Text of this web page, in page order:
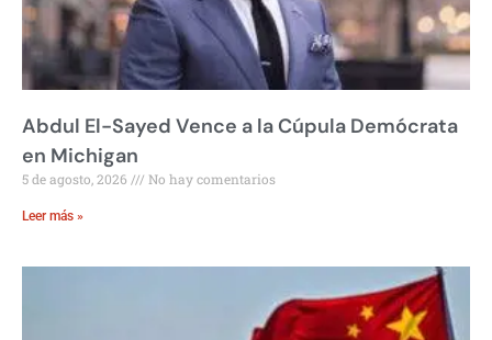
Abdul El-Sayed Vence a la Cúpula Demócrata
en Michigan
5 de agosto, 2026 No hay comentarios
Leer más »